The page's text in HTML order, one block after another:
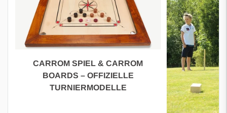
CARROM SPIEL & CARROM
BOARDS – OFFIZIELLE
TURNIERMODELLE